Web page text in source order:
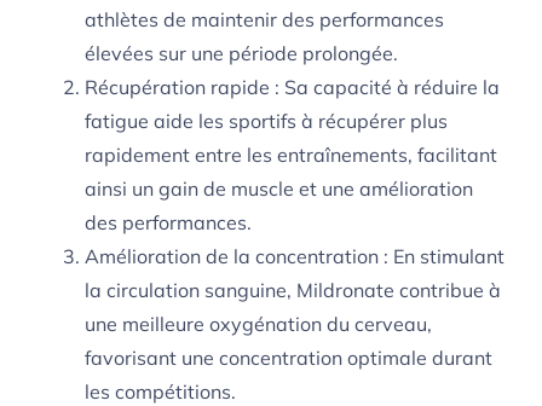
athlètes de maintenir des performances
élevées sur une période prolongée.
Récupération rapide : Sa capacité à réduire la
fatigue aide les sportifs à récupérer plus
rapidement entre les entraînements, facilitant
ainsi un gain de muscle et une amélioration
des performances.
Amélioration de la concentration : En stimulant
la circulation sanguine, Mildronate contribue à
une meilleure oxygénation du cerveau,
favorisant une concentration optimale durant
les compétitions.